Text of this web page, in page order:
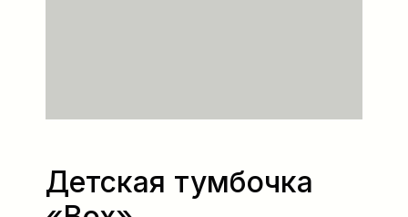
Детская тумбочка